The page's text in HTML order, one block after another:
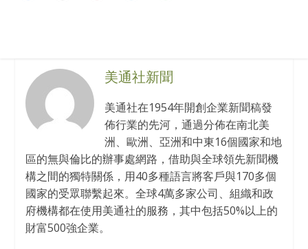
美通社新聞
美通社在1954年開創企業新聞稿發
佈行業的先河，通過分佈在南北美
洲、歐洲、亞洲和中東16個國家和地
區的無與倫比的辦事處網路，借助與全球領先新聞機
構之間的獨特關係，用40多種語言將客戶與170多個
國家的受眾聯繫起來。全球4萬多家公司、組織和政
府機構都在使用美通社的服務，其中包括50%以上的
財富500強企業。